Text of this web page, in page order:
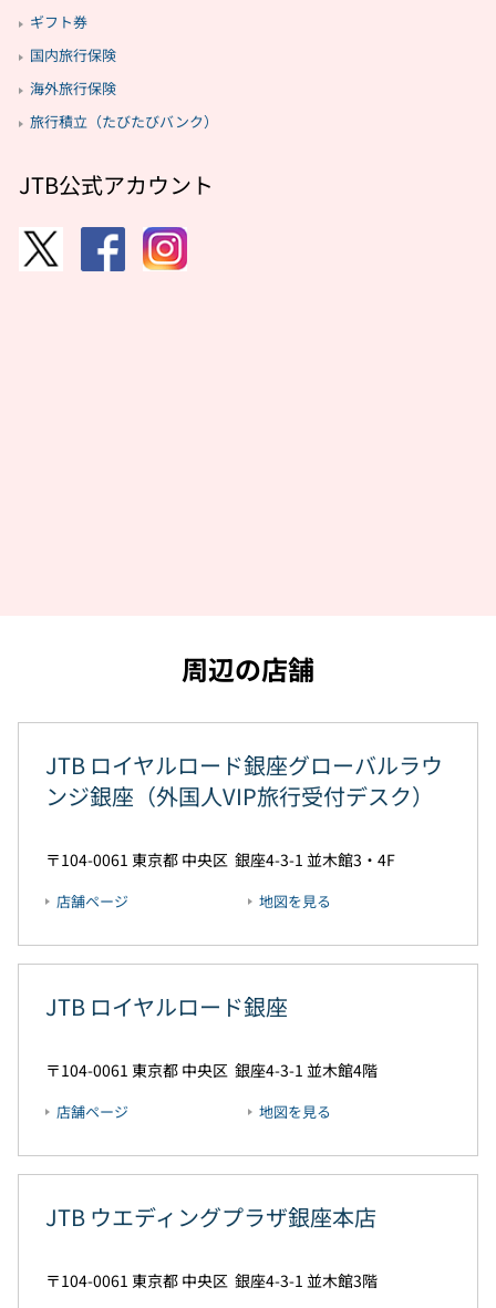
ギフト券
国内旅行保険
海外旅行保険
旅行積立（たびたびバンク）
JTB公式アカウント
周辺の店舗
JTB ロイヤルロード銀座グローバルラウ
ンジ銀座（外国人VIP旅行受付デスク）
104-0061 東京都 中央区 銀座4-3-1 並木館3・4F
店舗ページ 地図を見る
JTB ロイヤルロード銀座
104-0061 東京都 中央区 銀座4-3-1 並木館4階
店舗ページ 地図を見る
JTB ウエディングプラザ銀座本店
104-0061 東京都 中央区 銀座4-3-1 並木館3階